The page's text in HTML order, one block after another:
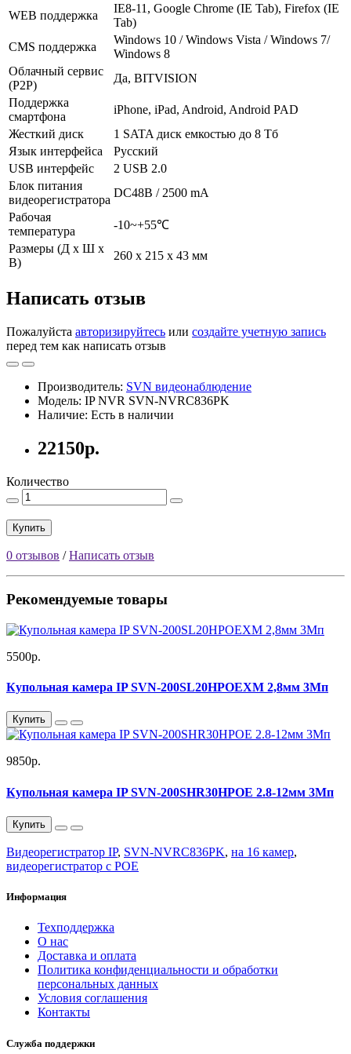
WEB поддержка
IE8-11, Google Chrome (IE Tab), Firefox (IE
Tab)
CMS поддержка
Windows 10 / Windows Vista / Windows 7/
Windows 8
Облачный сервис
(P2P)
Да, BITVISION
Поддержка
смартфона
iPhone, iPad, Android, Android PAD
Жесткий диск
1 SATA диск емкостью до 8 Тб
Язык интерфейса
Русский
USB интерфейс
2 USB 2.0
Блок питания
видеорегистратора
DC48В / 2500 mА
Рабочая
температура
-10~+55℃
Размеры (Д х Ш х
В)
260 х 215 х 43 мм
Написать отзыв
Пожалуйста авторизируйтесь или создайте учетную запись
перед тем как написать отзыв
Производитель: SVN видеонаблюдение
Модель: IP NVR SVN-NVRC836PK
Наличие: Есть в наличии
22150р.
Количество
Купить
0 отзывов /Написать отзыв
Рекомендуемые товары
5500р.
Купольная камера IP SVN-200SL20HPOEXM 2,8мм 3Мп
Купить
9850р.
Купольная камера IP SVN-200SHR30HPOE 2.8-12мм 3Мп
Купить
Видеорегистратор IP, SVN-NVRC836PK, на 16 камер,
видеорегистратор с POE
Информация
Техподдержка
О нас
Доставка и оплата
Политика конфиденциальности и обработки
персональных данных
Условия соглашения
Контакты
Служба поддержки